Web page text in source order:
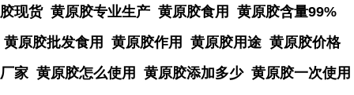
胶现货 黄原胶专业生产 黄原胶食用 黄原胶含量99%
黄原胶批发食用 黄原胶作用 黄原胶用途 黄原胶价格
厂家 黄原胶怎么使用 黄原胶添加多少 黄原胶一次使用